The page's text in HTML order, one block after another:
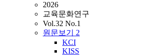
2026
교육문화연구
Vol.32 No.1
원문보기 2
KCI
KISS